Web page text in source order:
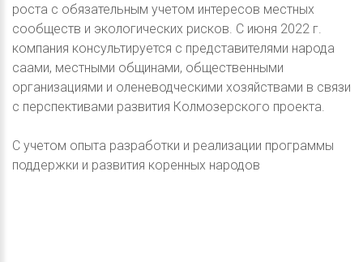
роста с обязательным учетом интересов местных
сообществ и экологических рисков. С июня 2022 г.
компания консультируется с представителями народа
саами, местными общинами, общественными
организациями и оленеводческими хозяйствами в связи
с перспективами развития Колмозерского проекта.
С учетом опыта разработки и реализации программы
поддержки и развития коренных народов